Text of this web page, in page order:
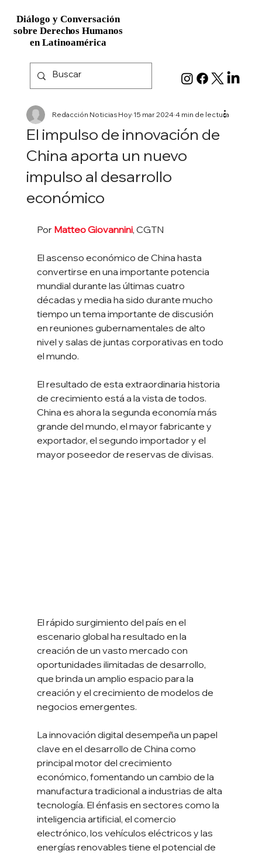
Diálogo y Conversación
sobre Derechos Humanos
en Latinoamérica
Diálogo y Conversación
sobre Derechos Humanos
en Latinoamérica
El impulso de innovación de
China aporta un nuevo
impulso al desarrollo
económico
Redacción Noticias Hoy 15 mar 2024 4 min de lectura
Por Matteo Giovannini, CGTN
El ascenso económico de China hasta
convertirse en una importante potencia
mundial durante las últimas cuatro
décadas y media ha sido durante mucho
tiempo un tema importante de discusión
en reuniones gubernamentales de alto
nivel y salas de juntas corporativas en todo
el mundo.
El resultado de esta extraordinaria historia
de crecimiento está a la vista de todos.
China es ahora la segunda economía más
grande del mundo, el mayor fabricante y
exportador, el segundo importador y el
mayor poseedor de reservas de divisas.
El rápido surgimiento del país en el
escenario global ha resultado en la
creación de un vasto mercado con
oportunidades ilimitadas de desarrollo,
que brinda un amplio espacio para la
creación y el crecimiento de modelos de
negocios emergentes.
La innovación digital desempeña un papel
clave en el desarrollo de China como
principal motor del crecimiento
económico, fomentando un cambio de la
manufactura tradicional a industrias de alta
tecnología. El énfasis en sectores como la
inteligencia artificial, el comercio
electrónico, los vehículos eléctricos y las
energías renovables tiene el potencial de